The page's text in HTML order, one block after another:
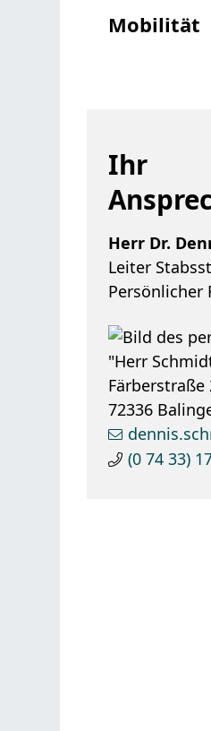
Mobilität
Ihr
Herr Dr.
Leiter
Persönlicher
Färberstraße
72336
(0 74 33)